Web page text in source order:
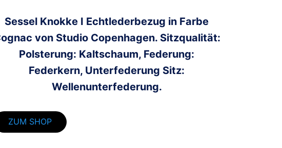
Sessel Knokke I Echtlederbezug in Farbe
von Studio Copenhagen. Sitzqualität:
Polsterung: Kaltschaum, Federung:
Federkern, Unterfederung Sitz:
Wellenunterfederung.
ZUM SHOP